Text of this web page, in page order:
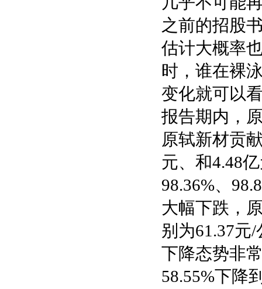
之前的招股
估计大概率
时，谁在裸
变化就可以
报告期内，
原轼新材贡
元、和4.48
98.36%、
大幅下跌，
别为61.37元
下降态势非
58.55%下降